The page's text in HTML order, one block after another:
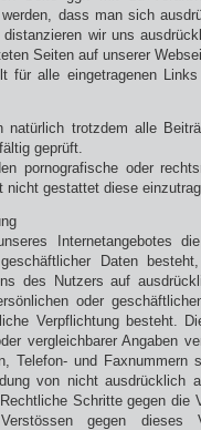
dass man sich
wir uns
Seiten auf unserer
für alle eingetragenen
natürlich trotzdem alle
geprüft.
pornografische oder
nicht gestattet diese
Internetangebotes
Daten
des Nutzers auf
oder
Verpflichtung besteht.
vergleichbarer Angaben
Telefon- und Faxnummern
von nicht ausdrücklich
Schritte gegen die
gegen dieses